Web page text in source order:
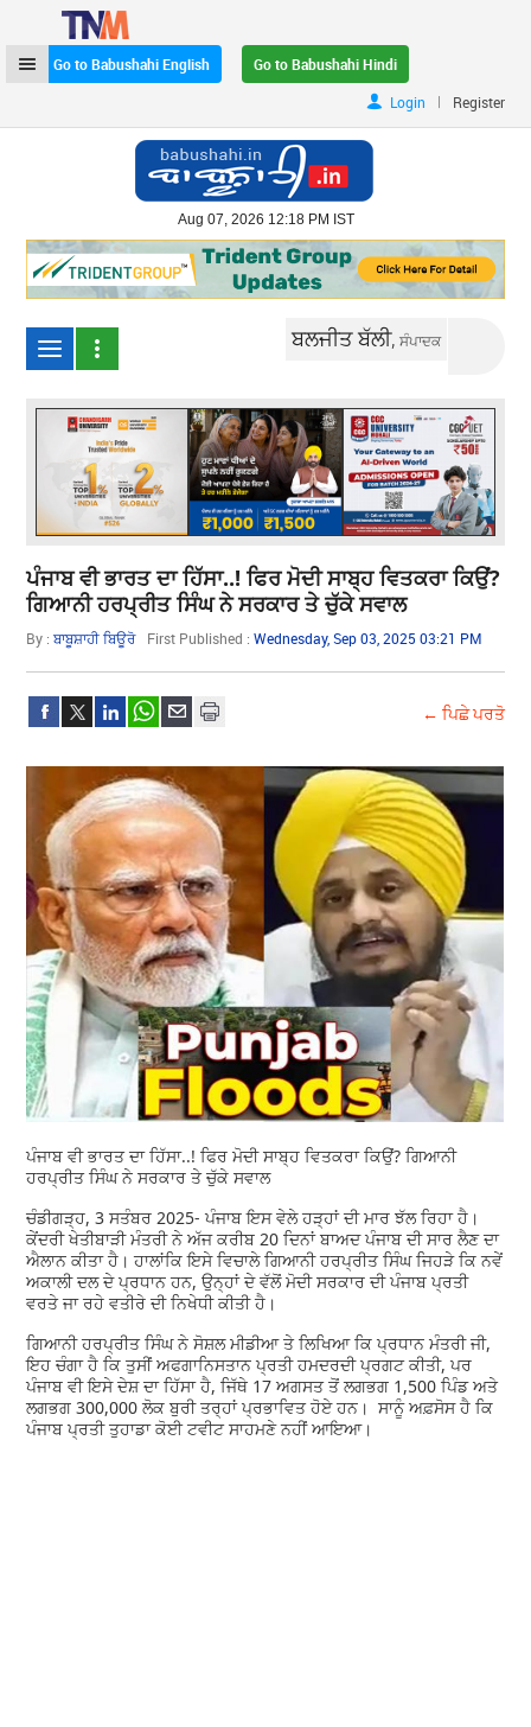
Go to Babushahi English
Go to Babushahi Hindi
Login
| Register
Aug 07, 2026 12:18 PM IST
ਬਲਜੀਤ ਬੱਲੀ,ਸੰਪਾਦਕ
ਪੰਜਾਬ ਵੀ ਭਾਰਤ ਦਾ ਹਿੱਸਾ..! ਫਿਰ ਮੋਦੀ ਸਾਬ੍ਹ ਵਿਤਕਰਾ ਕਿਉਂ?
ਗਿਆਨੀ ਹਰਪ੍ਰੀਤ ਸਿੰਘ ਨੇ ਸਰਕਾਰ ਤੇ ਚੁੱਕੇ ਸਵਾਲ
By :ਬਾਬੂਸ਼ਾਹੀ ਬਿਊਰੋ First Published :Wednesday, Sep 03, 2025 03:21 PM
← ਪਿਛੇ ਪਰਤੋ
ਪੰਜਾਬ ਵੀ ਭਾਰਤ ਦਾ ਹਿੱਸਾ..! ਫਿਰ ਮੋਦੀ ਸਾਬ੍ਹ ਵਿਤਕਰਾ ਕਿਉਂ? ਗਿਆਨੀ
ਹਰਪ੍ਰੀਤ ਸਿੰਘ ਨੇ ਸਰਕਾਰ ਤੇ ਚੁੱਕੇ ਸਵਾਲ
ਚੰਡੀਗੜ੍ਹ, 3 ਸਤੰਬਰ 2025- ਪੰਜਾਬ ਇਸ ਵੇਲੇ ਹੜ੍ਹਾਂ ਦੀ ਮਾਰ ਝੱਲ ਰਿਹਾ ਹੈ।
ਕੇਂਦਰੀ ਖੇਤੀਬਾੜੀ ਮੰਤਰੀ ਨੇ ਅੱਜ ਕਰੀਬ 20 ਦਿਨਾਂ ਬਾਅਦ ਪੰਜਾਬ ਦੀ ਸਾਰ ਲੈਣ ਦਾ
ਐਲਾਨ ਕੀਤਾ ਹੈ। ਹਾਲਾਂਕਿ ਇਸੇ ਵਿਚਾਲੇ ਗਿਆਨੀ ਹਰਪ੍ਰੀਤ ਸਿੰਘ ਜਿਹੜੇ ਕਿ ਨਵੇਂ
ਅਕਾਲੀ ਦਲ ਦੇ ਪ੍ਰਧਾਨ ਹਨ, ਉਨ੍ਹਾਂ ਦੇ ਵੱਲੋਂ ਮੋਦੀ ਸਰਕਾਰ ਦੀ ਪੰਜਾਬ ਪ੍ਰਤੀ
ਵਰਤੇ ਜਾ ਰਹੇ ਵਤੀਰੇ ਦੀ ਨਿਖੇਧੀ ਕੀਤੀ ਹੈ।
ਗਿਆਨੀ ਹਰਪ੍ਰੀਤ ਸਿੰਘ ਨੇ ਸੋਸ਼ਲ ਮੀਡੀਆ ਤੇ ਲਿਖਿਆ ਕਿ ਪ੍ਰਧਾਨ ਮੰਤਰੀ ਜੀ,
ਇਹ ਚੰਗਾ ਹੈ ਕਿ ਤੁਸੀਂ ਅਫਗਾਨਿਸਤਾਨ ਪ੍ਰਤੀ ਹਮਦਰਦੀ ਪ੍ਰਗਟ ਕੀਤੀ, ਪਰ
ਪੰਜਾਬ ਵੀ ਇਸੇ ਦੇਸ਼ ਦਾ ਹਿੱਸਾ ਹੈ, ਜਿੱਥੇ 17 ਅਗਸਤ ਤੋਂ ਲਗਭਗ 1,500 ਪਿੰਡ ਅਤੇ
ਲਗਭਗ 300,000 ਲੋਕ ਬੁਰੀ ਤਰ੍ਹਾਂ ਪ੍ਰਭਾਵਿਤ ਹੋਏ ਹਨ। ਸਾਨੂੰ ਅਫ਼ਸੋਸ ਹੈ ਕਿ
ਪੰਜਾਬ ਪ੍ਰਤੀ ਤੁਹਾਡਾ ਕੋਈ ਟਵੀਟ ਸਾਹਮਣੇ ਨਹੀਂ ਆਇਆ।